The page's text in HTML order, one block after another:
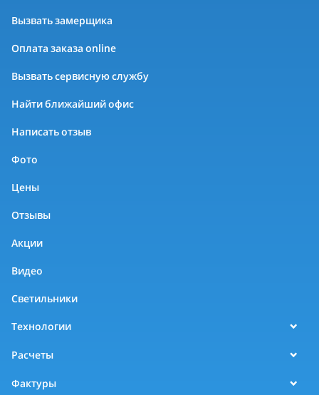
Вызвать замерщика
Оплата заказа online
Вызвать сервисную службу
Найти ближайший офис
Написать отзыв
Фото
Цены
Отзывы
Акции
Видео
Светильники
Технологии
Расчеты
Фактуры